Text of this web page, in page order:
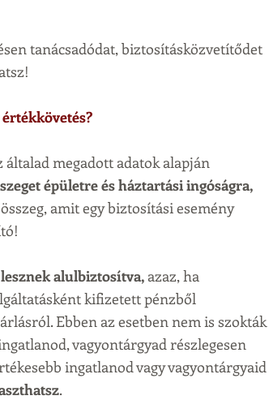
tanácsadódat, biztosításközvetítődet
megadott adatok alapján
épületre és háztartási ingóságra,
összeg, amit egy biztosítási esemény
alulbiztosítva, azaz, ha
kifizetett pénzből
Ebben az esetben nem is szokták
vagyontárgyad részlegesen
ingatlanod vagy vagyontárgyaid
.